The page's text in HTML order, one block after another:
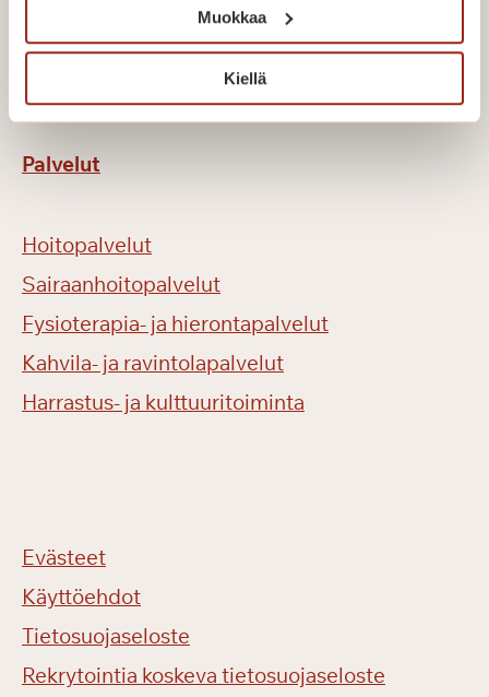
Muokkaa
Kiellä
Tietoa meistä
Palvelut
Hoitopalvelut
Sairaanhoitopalvelut
Fysioterapia- ja hierontapalvelut
Kahvila- ja ravintolapalvelut
Harrastus- ja kulttuuritoiminta
Evästeet
Käyttöehdot
Tietosuojaseloste
Rekrytointia koskeva tietosuojaseloste